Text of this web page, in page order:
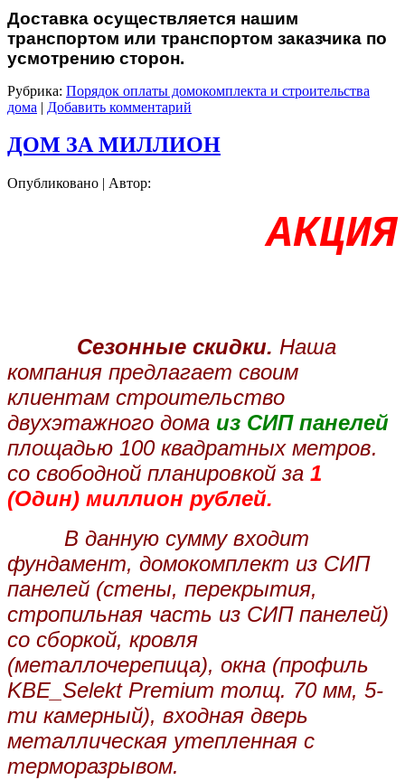
Доставка осуществляется нашим
транспортом или транспортом заказчика по
усмотрению сторон.
Рубрика: Порядок оплаты домокомплекта и строительства
дома | Добавить комментарий
ДОМ ЗА МИЛЛИОН
Опубликовано | Автор:
АКЦИЯ
Сезонные скидки. Наша
компания предлагает своим
клиентам строительство
двухэтажного дома из СИП панелей
площадью 100 квадратных метров.
со свободной планировкой за 1
(Один) миллион рублей.
В данную сумму входит
фундамент, домокомплект из СИП
панелей (стены, перекрытия,
стропильная часть из СИП панелей)
со сборкой, кровля
(металлочерепица), окна (профиль
KBE_Selekt Premium толщ. 70 мм, 5-
ти камерный), входная дверь
металлическая утепленная с
терморазрывом.